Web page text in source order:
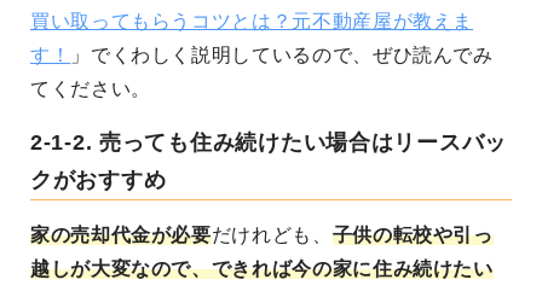
買い取ってもらうコツとは？元不動産屋が教えま
す！
」でくわしく説明しているので、ぜひ読んでみ
てください。
2-1-2. 売っても住み続けたい場合はリースバッ
クがおすすめ
家の売却代金が必要だけれども、 子供の転校や引っ
越しが大変なので、できれば今の家に住み続けたい